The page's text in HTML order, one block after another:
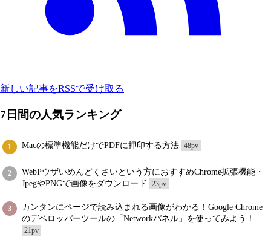
新しい記事をRSSで受け取る
7日間の人気ランキング
1 Macの標準機能だけでPDFに押印する方法 48pv
2
WebPウザいめんどくさいという方におすすめChrome拡張機能・
JpegやPNGで画像をダウンロード
23pv
3
カンタンにページで読み込まれる画像がわかる！Google Chrome
のデベロッパーツールの「Networkパネル」を使ってみよう！
21pv